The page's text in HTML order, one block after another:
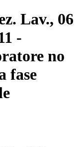
Lav., 06
-
no
fase